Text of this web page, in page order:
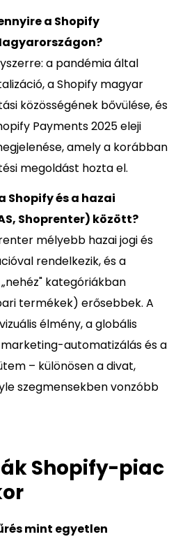
a Shopify
a pandémia által
a Shopify magyar
közösségének bővülése, és
Payments 2025 eleji
amely a korábban
megoldást hozta el.
Shopify és a hazai
Shoprenter) között?
mélyebb hazai jogi és
rendelkezik, és a
kategóriákban
termékek) erősebbek. A
élmény, a globális
automatizálás és a
– különösen a divat,
szegmensekben vonzóbb
Shopify-piac
mint egyetlen